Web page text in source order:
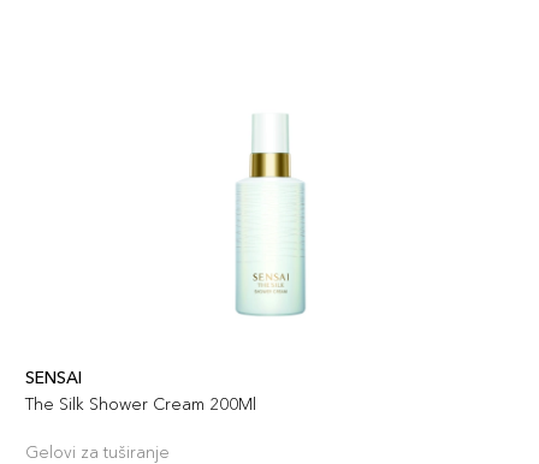
SENSAI
The Silk Shower Cream 200Ml
Gelovi za tuširanje